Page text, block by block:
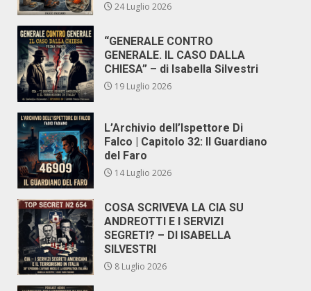
24 Luglio 2026
“GENERALE CONTRO
GENERALE. IL CASO DALLA
CHIESA” – di Isabella Silvestri
19 Luglio 2026
L’Archivio dell’Ispettore Di
Falco | Capitolo 32: Il Guardiano
del Faro
14 Luglio 2026
COSA SCRIVEVA LA CIA SU
ANDREOTTI E I SERVIZI
SEGRETI? – DI ISABELLA
SILVESTRI
8 Luglio 2026